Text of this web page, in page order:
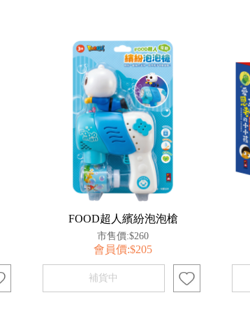
FOOD超人繽紛泡泡槍
市售價:$260
會員價:$205